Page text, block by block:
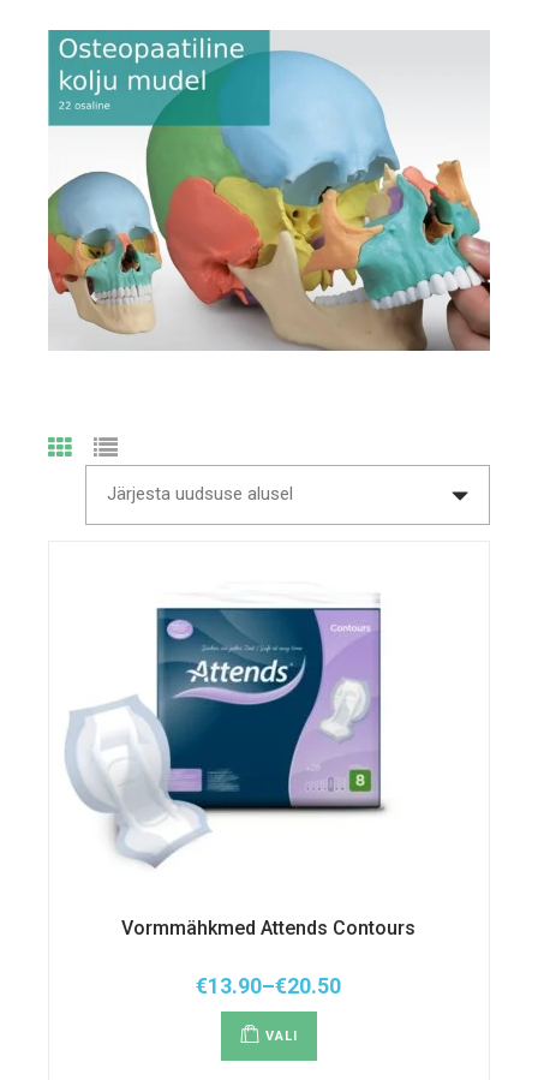
Järjesta uudsuse alusel
Vormmähkmed Attends Contours
€13.90–€20.50
Hinnavahemik:
€13.90
kuni
€20.50
VALI
mitu